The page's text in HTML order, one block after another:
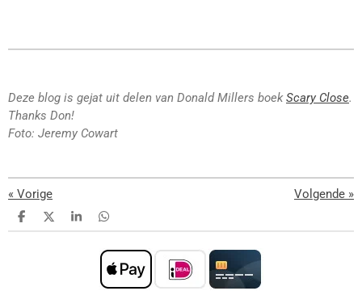
Deze blog is gejat uit delen van Donald Millers boekScary Close.
Thanks Don!
Foto: Jeremy Cowart
« Vorige Volgende »
D
e
D
e
S
h
D
e
e
n